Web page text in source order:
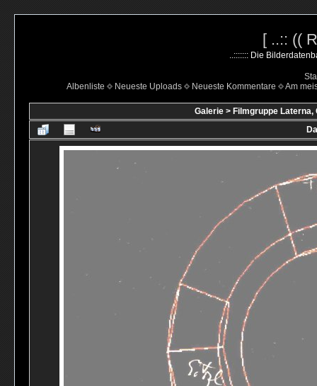
[ ..:: ((
..::::::: Die
Albenliste
Neueste Uploads Neueste Kommentare Am
Galerie > Filmgruppe Laterna,